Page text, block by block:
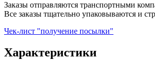
Заказы отправляются транспортными
Все заказы тщательно упаковываются и
Чек-лист "получение посылки"
Характеристики